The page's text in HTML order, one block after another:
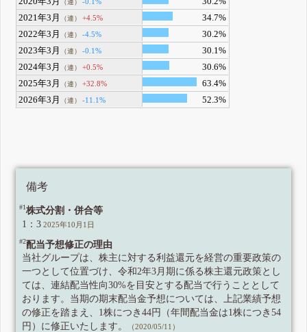
（連） -0.1%
2021年3月
（連） +4.5%
34.7%
2022年3月
（連） -4.5%
30.2%
2023年3月
（連） -0.1%
30.1%
2024年3月
（連） +0.5%
30.6%
2025年3月
（連） +32.8%
63.4%
2026年3月
（連） -11.1% 52.3%
備考
#1株式分割・併合等
1：32025年10月1日
#2配当予想修正の理由
当社グループは、株主に対する利益還元を経営の重要政策の
一つとして位置づけ、令和2年3月期に係る株主還元政策とし
ては、連結配当性向30%を目安とする配当で行うこととして
おります。当期の期末配当金予想については、上記業績予想
の修正を踏まえ、1株につき44円（年間配当金は1株につき54
円）に修正いたします。
（2020/05/11）